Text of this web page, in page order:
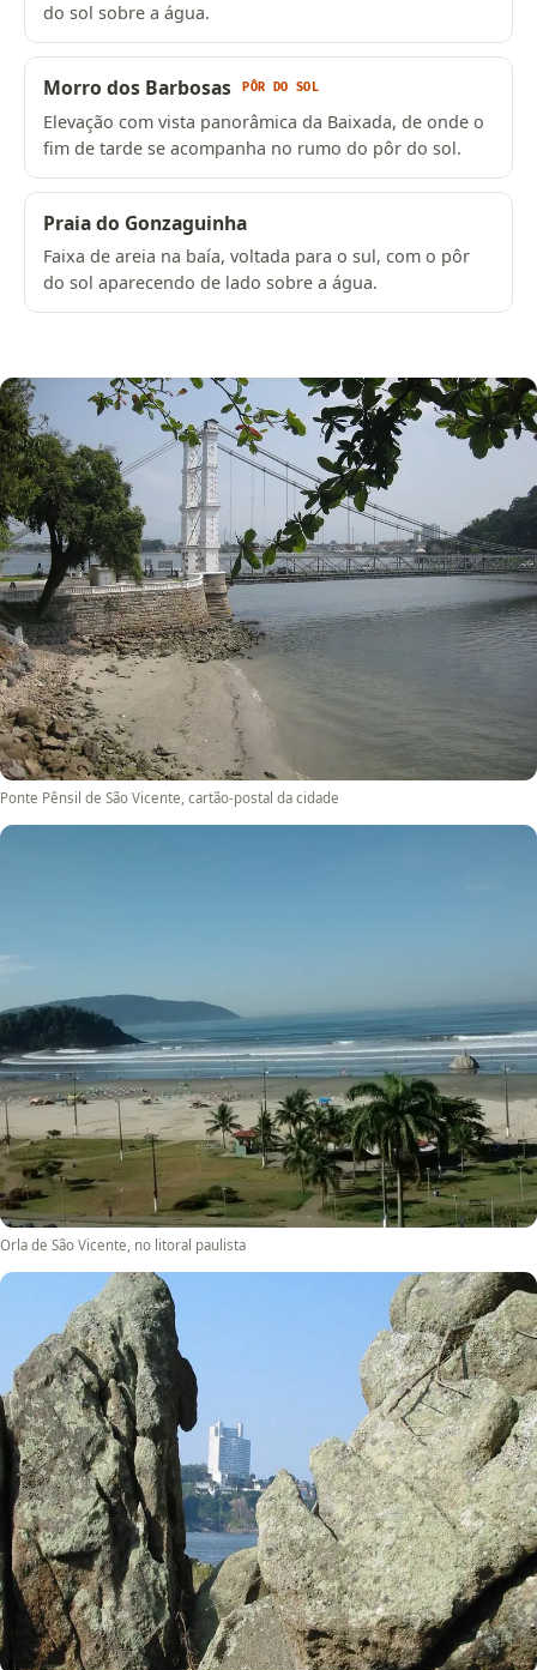
do sol sobre a água.
Morro dos Barbosas PÔR DO SOL
Elevação com vista panorâmica da Baixada, de onde o
fim de tarde se acompanha no rumo do pôr do sol.
Praia do Gonzaguinha
Faixa de areia na baía, voltada para o sul, com o pôr
do sol aparecendo de lado sobre a água.
Ponte Pênsil de São Vicente, cartão-postal da cidade
Orla de São Vicente, no litoral paulista